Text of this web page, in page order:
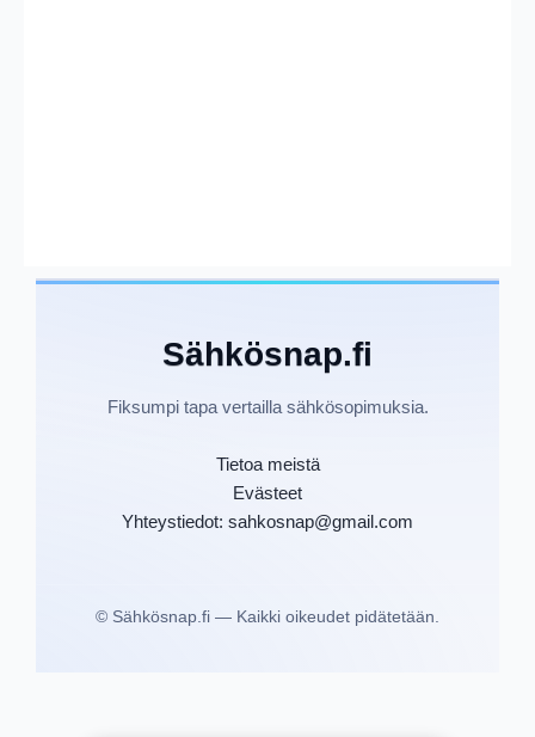
Sähkösnap.fi
Fiksumpi tapa vertailla sähkösopimuksia.
Tietoa meistä
Evästeet
Yhteystiedot: sahkosnap@gmail.com
© Sähkösnap.fi — Kaikki oikeudet pidätetään.